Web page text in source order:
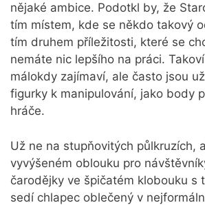
nějaké ambice. Podotkl by, že
tím místem, kde se někdo takový
tím druhem příležitosti, které se
nemáte nic lepšího na práci.
málokdy zajímaví, ale často jsou
figurky k manipulování, jako body
hráče.
Už ne na stupňovitých půlkruzích,
vyvýšeném oblouku pro
čarodějky ve špičatém klobouku s
sedí chlapec oblečený v